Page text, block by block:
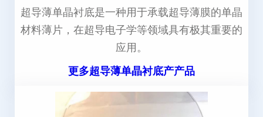
超导薄单晶衬底是一种用于承载超导薄膜的单晶
材料薄片，在超导电子学等领域具有极其重要的
应用。
更多超导薄单晶衬底产产品